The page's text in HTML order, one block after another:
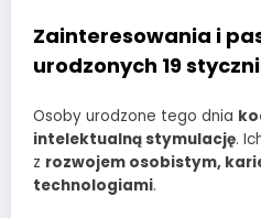
Zainteresowania i
urodzonych 19
Osoby urodzone tego dnia
intelektualną stymulację.
z rozwojem osobistym,
technologiami.